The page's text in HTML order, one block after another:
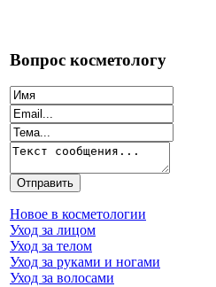
Вопрос косметологу
Новое в косметологии
Уход за лицом
Уход за телом
Уход за руками и ногами
Уход за волосами